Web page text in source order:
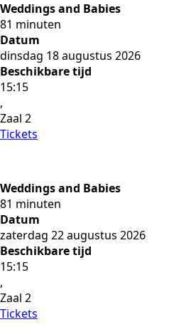
Weddings and Babies
81 minuten
Datum
dinsdag 18 augustus 2026
Beschikbare tijd
15:15
,
Zaal 2
Tickets
Weddings and Babies
81 minuten
Datum
zaterdag 22 augustus 2026
Beschikbare tijd
15:15
,
Zaal 2
Tickets